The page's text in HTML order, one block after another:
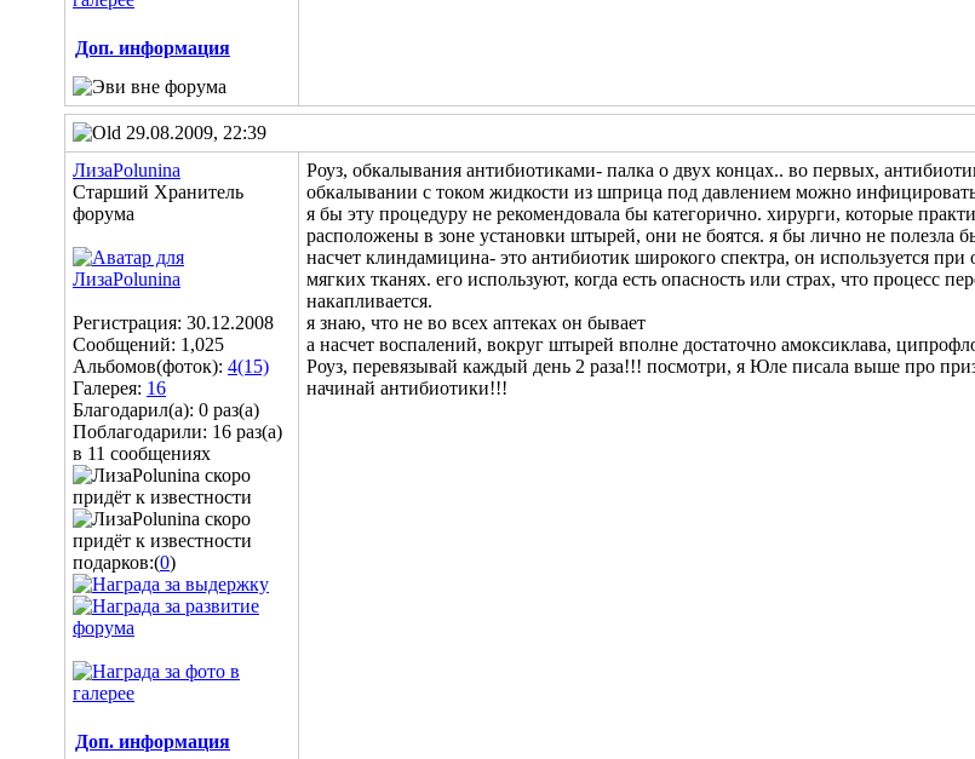
Доп. информация
29.08.2009, 22:39
ЛизаPolunina
Старший Хранитель
форума
Регистрация: 30.12.2008
Сообщений: 1,025
Альбомов(фоток): 4(15)
Галерея: 16
Благодарил(а): 0 раз(а)
Поблагодарили: 16 раз(а)
в 11 сообщениях
подарков:(0)
Доп. информация
Роуз, обкалывания антибиотиками- палка о двух концах.. во первых,
обкалывании с током жидкости из шприца под давлением можно
я бы эту процедуру не рекомендовала бы категорично. хирурги, которые
расположены в зоне установки штырей, они не боятся. я бы лично не полезла
насчет клиндамицина- это антибиотик широкого спектра, он используется
мягких тканях. его используют, когда есть опасность или страх, что процесс
накапливается.
я знаю, что не во всех аптеках он бывает
а насчет воспалений, вокруг штырей вполне достаточно амоксиклава,
Роуз, перевязывай каждый день 2 раза!!! посмотри, я Юле писала выше про
начинай антибиотики!!!